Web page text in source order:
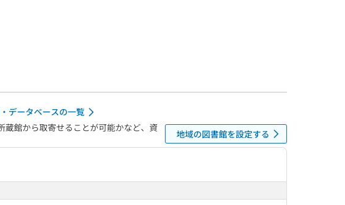
データベースの一覧
館から取寄せることが可能かなど、資
地域の図書館を設定する